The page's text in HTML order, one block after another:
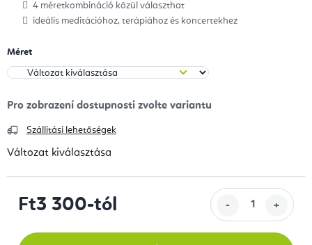
4 méretkombináció közül választhat
ideális meditációhoz, terápiához és koncertekhez
Méret
Szállítási lehetőségek
Változat kiválasztása
Ft3 300-tól